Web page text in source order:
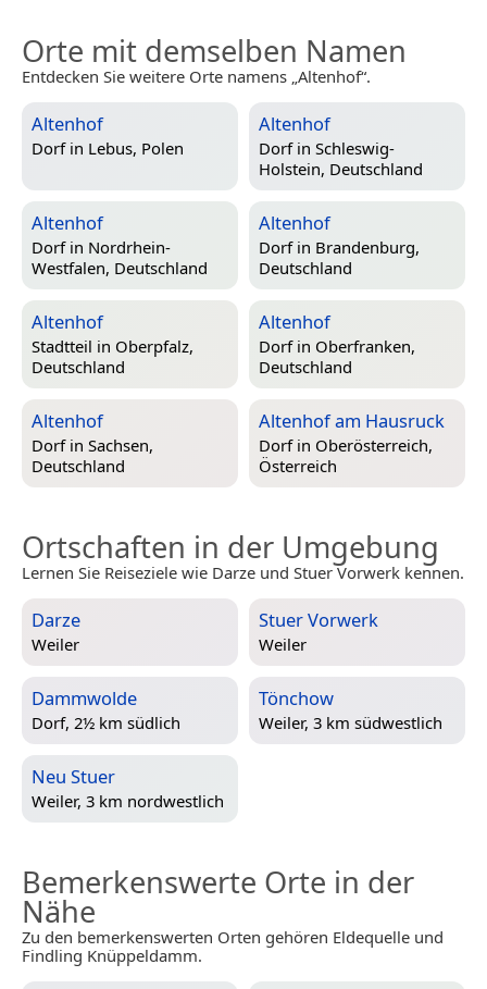
Orte mit demselben Namen
Entdecken Sie weitere Orte namens „Altenhof“.
Altenhof
Dorf in Lebus, Polen
Altenhof
Dorf in Schleswig-
Holstein, Deutschland
Altenhof
Dorf in Nordrhein-
Westfalen, Deutschland
Altenhof
Dorf in Brandenburg,
Deutschland
Altenhof
Stadtteil in Oberpfalz,
Deutschland
Altenhof
Dorf in Oberfranken,
Deutschland
Altenhof
Dorf in Sachsen,
Deutschland
Altenhof am Hausruck
Dorf in Oberösterreich,
Österreich
Ortschaften in der Umgebung
Lernen Sie Reiseziele wie Darze und Stuer Vorwerk kennen.
Darze
Weiler
Stuer Vorwerk
Weiler
Dammwolde
Dorf, 2½ km südlich
Tönchow
Weiler, 3 km südwestlich
Neu Stuer
Weiler, 3 km nordwestlich
Bemerkenswerte Orte in der
Nähe
Zu den bemerkenswerten Orten gehören Eldequelle und
Findling Knüppeldamm.